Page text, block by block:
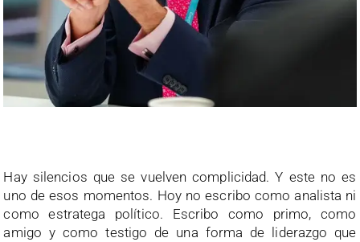
Hay silencios que se vuelven complicidad. Y este no es
uno de esos momentos. Hoy no escribo como analista ni
como estratega político. Escribo como primo, como
amigo y como testigo de una forma de liderazgo que